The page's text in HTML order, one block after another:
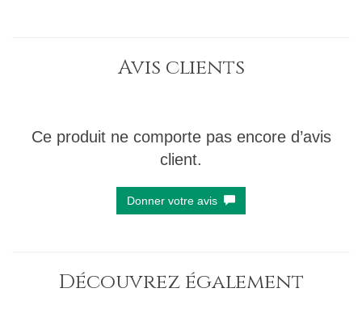
Avis clients
Ce produit ne comporte pas encore d’avis
client.
Donner votre avis
Découvrez également